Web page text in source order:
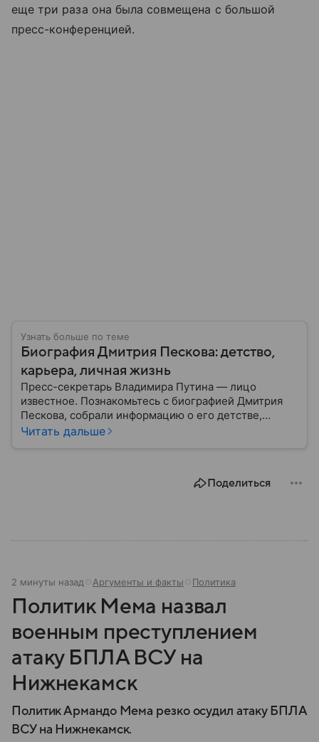
еще три раза она была совмещена с большой
пресс-конференцией.
Узнать больше по теме
Биография Дмитрия Пескова: детство,
карьера, личная жизнь
Пресс-секретарь Владимира Путина — лицо
известное. Познакомьтесь с биографией Дмитрия
Пескова, собрали информацию о его детстве,
карьере, личной жизни, наградах и политических
Читать дальше
Поделиться
2 минуты назад Аргументы и факты Политика
Политик Мема назвал
военным преступлением
атаку БПЛА ВСУ на
Нижнекамск
Политик Армандо Мема резко осудил атаку БПЛА
ВСУ на Нижнекамск.